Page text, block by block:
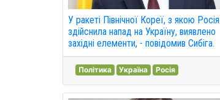
У ракеті Північної Кореї, з якою Росія
здійснила напад на Україну, виявлено
західні елементи, - повідомив Сибіга.
Політика Україна Росія